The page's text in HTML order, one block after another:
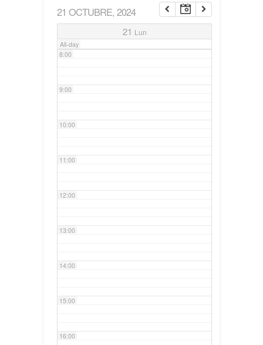
21 OCTUBRE, 2024
21 Lun
All-day
7:00
8:00
9:00
10:00
11:00
12:00
13:00
14:00
15:00
16:00